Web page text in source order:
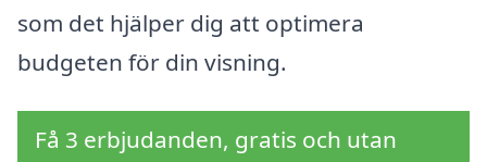
som det hjälper dig att optimera
budgeten för din visning.
Få 3 erbjudanden, gratis och utan